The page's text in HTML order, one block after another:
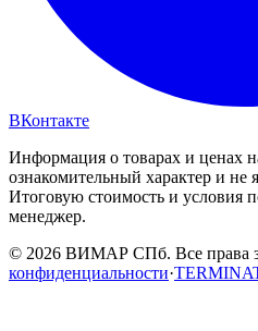
ВКонтакте
Информация о товарах и ценах
ознакомительный характер и не
Итоговую стоимость и условия
менеджер.
© 2026 ВИМАР СПб. Все права
конфиденциальности·